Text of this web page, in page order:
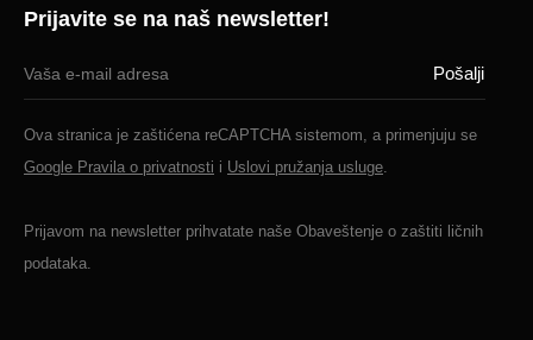
Prijavite se na naš newsletter!
Ova stranica je zaštićena reCAPTCHA sistemom, a primenjuju se
Google Pravila o privatnosti i Uslovi pružanja usluge.
Prijavom na newsletter prihvatate naše Obaveštenje o zaštiti ličnih
podataka.